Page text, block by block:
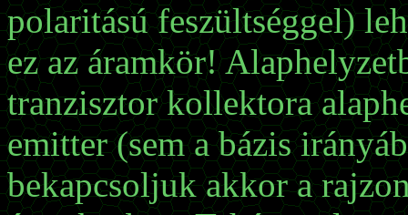
polaritású feszültséggel)
ez az áramkör!
tranzisztor kollektora
emitter (sem a bázis
bekapcsoljuk akkor a